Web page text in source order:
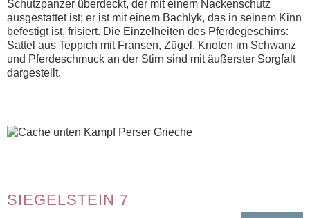
Schutzpanzer überdeckt, der mit einem Nackenschutz
ausgestattet ist; er ist mit einem Bachlyk, das in seinem Kinn
befestigt ist, frisiert. Die Einzelheiten des Pferdegeschirrs:
Sattel aus Teppich mit Fransen, Zügel, Knoten im Schwanz
und Pferdeschmuck an der Stirn sind mit äußerster Sorgfalt
dargestellt.
SIEGELSTEIN 7